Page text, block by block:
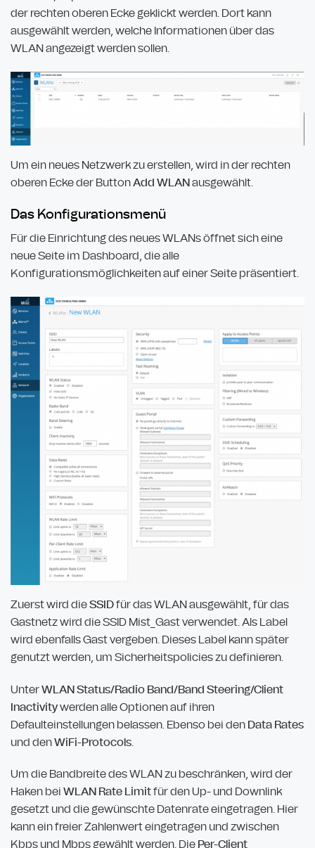
der rechten oberen Ecke geklickt werden. Dort kann
ausgewählt werden, welche Informationen über das
WLAN angezeigt werden sollen.
Um ein neues Netzwerk zu erstellen, wird in der rechten
oberen Ecke der ButtonAdd WLANausgewählt.
Das Konfigurationsmenü
Für die Einrichtung des neues WLANs öffnet sich eine
neue Seite im Dashboard, die alle
Konfigurationsmöglichkeiten auf einer Seite präsentiert.
Zuerst wird dieSSIDfür das WLAN ausgewählt, für das
Gastnetz wird die SSID Mist_Gast verwendet. Als Label
wird ebenfalls Gast vergeben. Dieses Label kann später
genutzt werden, um Sicherheitspolicies zu definieren.
UnterWLAN Status/Radio Band/Band Steering/Client
Inactivitywerden alle Optionen auf ihren
Defaulteinstellungen belassen. Ebenso bei denData Rates
und denWiFi-Protocols.
Um die Bandbreite des WLAN zu beschränken, wird der
Haken beiWLAN Rate Limitfür den Up- und Downlink
gesetzt und die gewünschte Datenrate eingetragen. Hier
kann ein freier Zahlenwert eingetragen und zwischen
Kbps und Mbps gewählt werden. DiePer-Client